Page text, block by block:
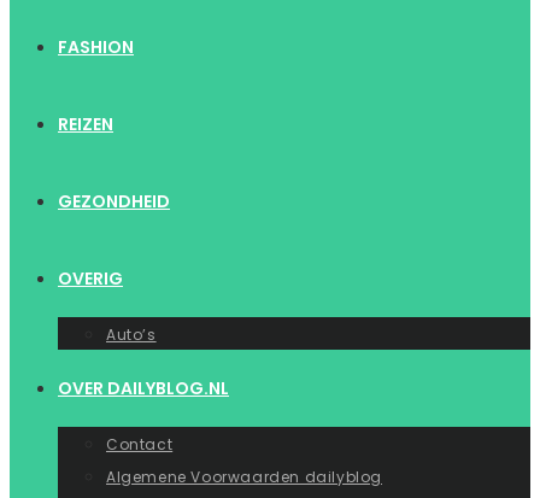
FASHION
REIZEN
GEZONDHEID
OVERIG
Auto’s
OVER DAILYBLOG.NL
Contact
Algemene Voorwaarden dailyblog